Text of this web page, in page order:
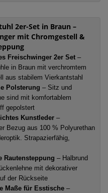
2er-Set in Braun –
mit Chromgestell &
Freischwinger 2er Set –
in Braun mit verchromtem
aus stabilem Vierkantstahl
Polsterung – Sitz und
sind mit komfortablem
gepolstert
Kunstleder –
Bezug aus 100 % Polyurethan
Strapazierfähig,
Rautensteppung – Halbrund
mit dekorativer
der Rückseite
Maße für Esstische –